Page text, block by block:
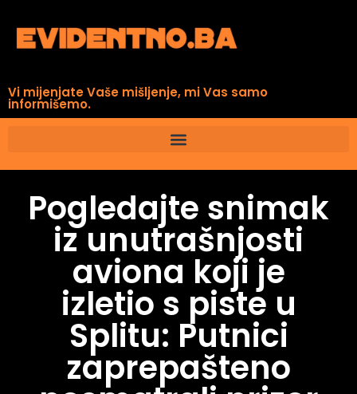
Vi mijenjate Vaše mišljenje, mi Vas samo
informišemo.
Pogledajte snimak
iz unutrašnjosti
aviona koji je
izletio s piste u
Splitu: Putnici
zaprepašteno